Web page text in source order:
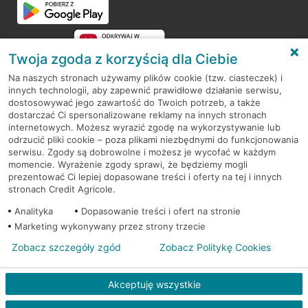
RODO
Regulamin serwisu
Mapa serwisu
PolitykaCookies
© 2026 Credit Agricole Bank Polska S.A. Wszelkie prawa zastrzeżone
Twoja zgoda z korzyścią dla Ciebie
Na naszych stronach używamy plików cookie (tzw. ciasteczek) i
innych technologii, aby zapewnić prawidłowe działanie serwisu,
dostosowywać jego zawartość do Twoich potrzeb, a także
dostarczać Ci spersonalizowane reklamy na innych stronach
internetowych. Możesz wyrazić zgodę na wykorzystywanie lub
odrzucić pliki cookie – poza plikami niezbędnymi do funkcjonowania
serwisu. Zgody są dobrowolne i możesz je wycofać w każdym
momencie. Wyrażenie zgody sprawi, że będziemy mogli
prezentować Ci lepiej dopasowane treści i oferty na tej i innych
stronach Credit Agricole.
Analityka
Dopasowanie treści i ofert na stronie
Marketing wykonywany przez strony trzecie
Akceptuję wszystkie
Zobacz szczegóły zgód Zobacz Politykę Cookies